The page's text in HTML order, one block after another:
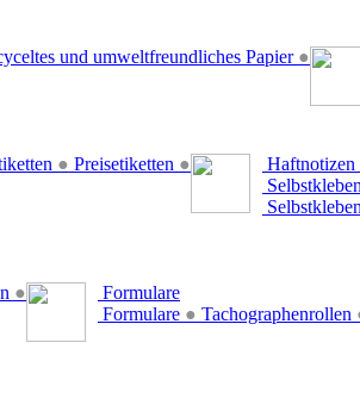
und umweltfreundliches Papier ●
● Preisetiketten ●
Haftnotizen
●
Formulare
Formulare ● Tachographenrollen